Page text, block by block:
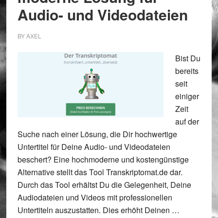
Audio- und Videodateien
BYAXEL
Bist Du
bereits
seit
einiger
Zeit
auf der
Suche nach einer Lösung, die Dir hochwertige
Untertitel für Deine Audio- und Videodateien
beschert? Eine hochmoderne und kostengünstige
Alternative stellt das Tool Transkriptomat.de dar.
Durch das Tool erhältst Du die Gelegenheit, Deine
Audiodateien und Videos mit professionellen
Untertiteln auszustatten. Dies erhöht Deinen …